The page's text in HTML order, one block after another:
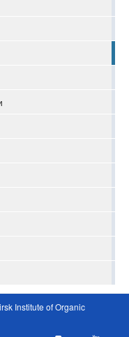
Institute of Organic